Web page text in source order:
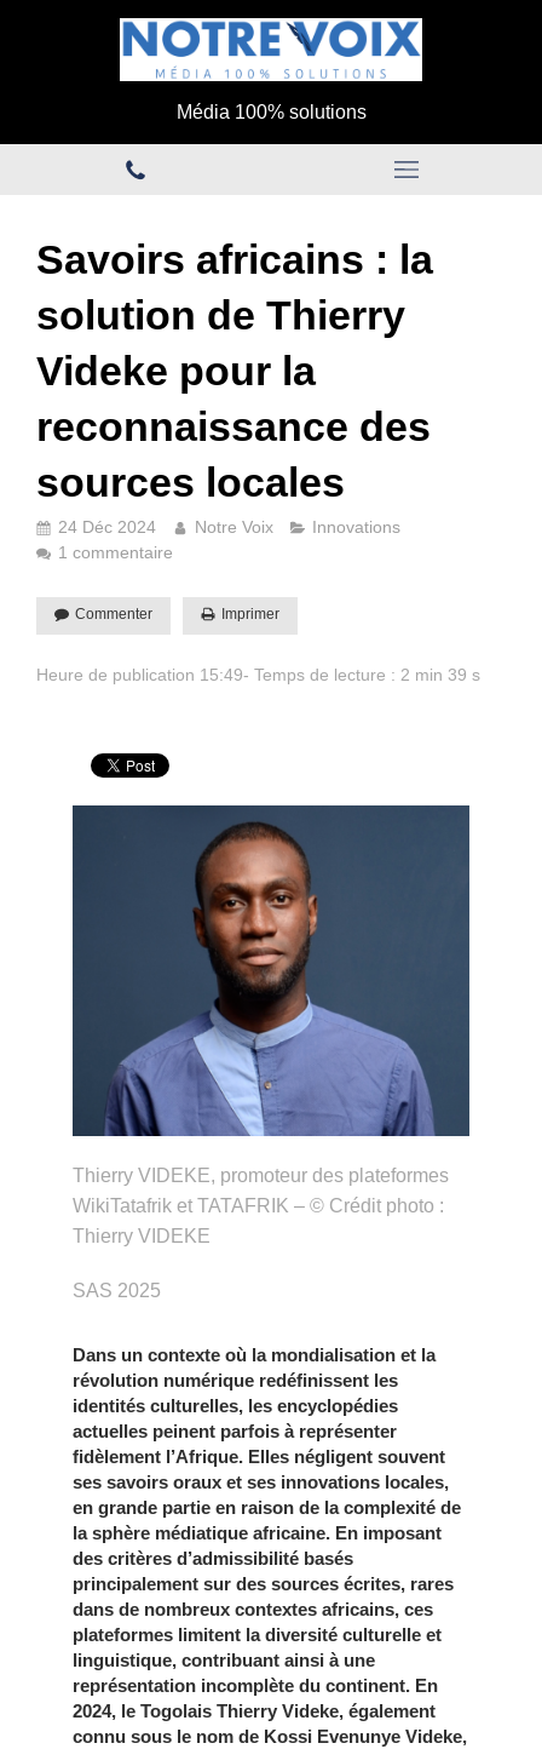
Média 100% solutions
Savoirs africains : la
solution de Thierry
Videke pour la
reconnaissance des
sources locales
24 Déc 2024 Notre Voix
Innovations
1 commentaire
Commenter Imprimer
Heure de publication 15:49- Temps de lecture : 2 min 39 s
Thierry VIDEKE, promoteur des plateformes
WikiTatafrik et TATAFRIK – ©️ Crédit photo :
Thierry VIDEKE
SAS 2025
Dans un contexte où la mondialisation et la
révolution numérique redéfinissent les
identités culturelles, les encyclopédies
actuelles peinent parfois à représenter
fidèlement l’Afrique. Elles négligent souvent
ses savoirs oraux et ses innovations locales,
en grande partie en raison de la complexité de
la sphère médiatique africaine. En imposant
des critères d’admissibilité basés
principalement sur des sources écrites, rares
dans de nombreux contextes africains, ces
plateformes limitent la diversité culturelle et
linguistique, contribuant ainsi à une
représentation incomplète du continent. En
2024, le Togolais Thierry Videke, également
connu sous le nom de Kossi Evenunye Videke,